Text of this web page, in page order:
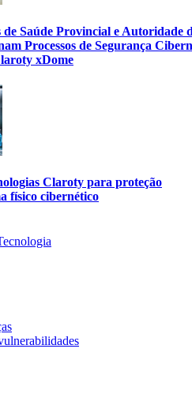
Saúde Provincial e Autoridade
Processos de Segurança
xDome
Claroty para proteção
físico cibernético